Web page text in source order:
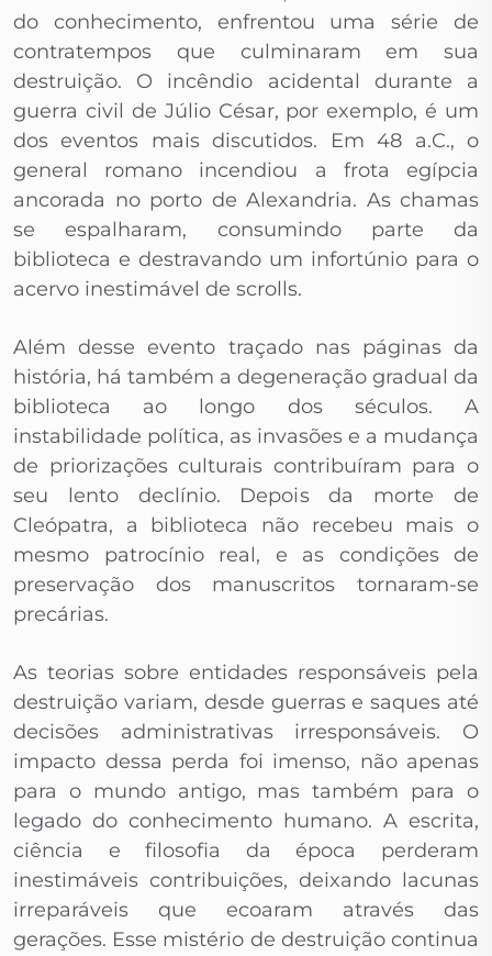
do conhecimento, enfrentou uma série de
contratempos que culminaram em sua
destruição. O incêndio acidental durante a
guerra civil de Júlio César, por exemplo, é um
dos eventos mais discutidos. Em 48 a.C., o
general romano incendiou a frota egípcia
ancorada no porto de Alexandria. As chamas
se espalharam, consumindo parte da
biblioteca e destravando um infortúnio para o
acervo inestimável de scrolls.
Além desse evento traçado nas páginas da
história, há também a degeneração gradual da
biblioteca ao longo dos séculos. A
instabilidade política, as invasões e a mudança
de priorizações culturais contribuíram para o
seu lento declínio. Depois da morte de
Cleópatra, a biblioteca não recebeu mais o
mesmo patrocínio real, e as condições de
preservação dos manuscritos tornaram-se
precárias.
As teorias sobre entidades responsáveis pela
destruição variam, desde guerras e saques até
decisões administrativas irresponsáveis. O
impacto dessa perda foi imenso, não apenas
para o mundo antigo, mas também para o
legado do conhecimento humano. A escrita,
ciência e filosofia da época perderam
inestimáveis contribuições, deixando lacunas
irreparáveis que ecoaram através das
gerações. Esse mistério de destruição continua